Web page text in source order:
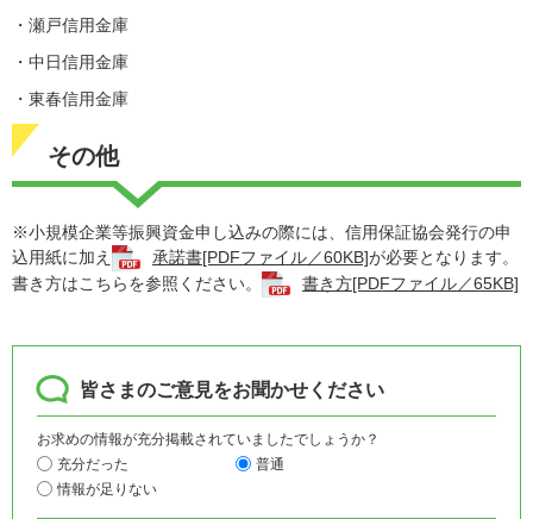
・瀬戸信用金庫
・中日信用金庫
・東春信用金庫
その他
※小規模企業等振興資金申し込みの際には、信用保証協会発行の申
込用紙に加え
承諾書[PDFファイル／60KB]が必要となります。
書き方はこちらを参照ください。
書き方[PDFファイル／65KB]
皆さまのご意見をお聞かせください
お求めの情報が充分掲載されていましたでしょうか？
充分だった
普通
情報が足りない